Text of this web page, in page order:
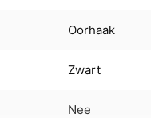
Oorhaak
Zwart
Nee